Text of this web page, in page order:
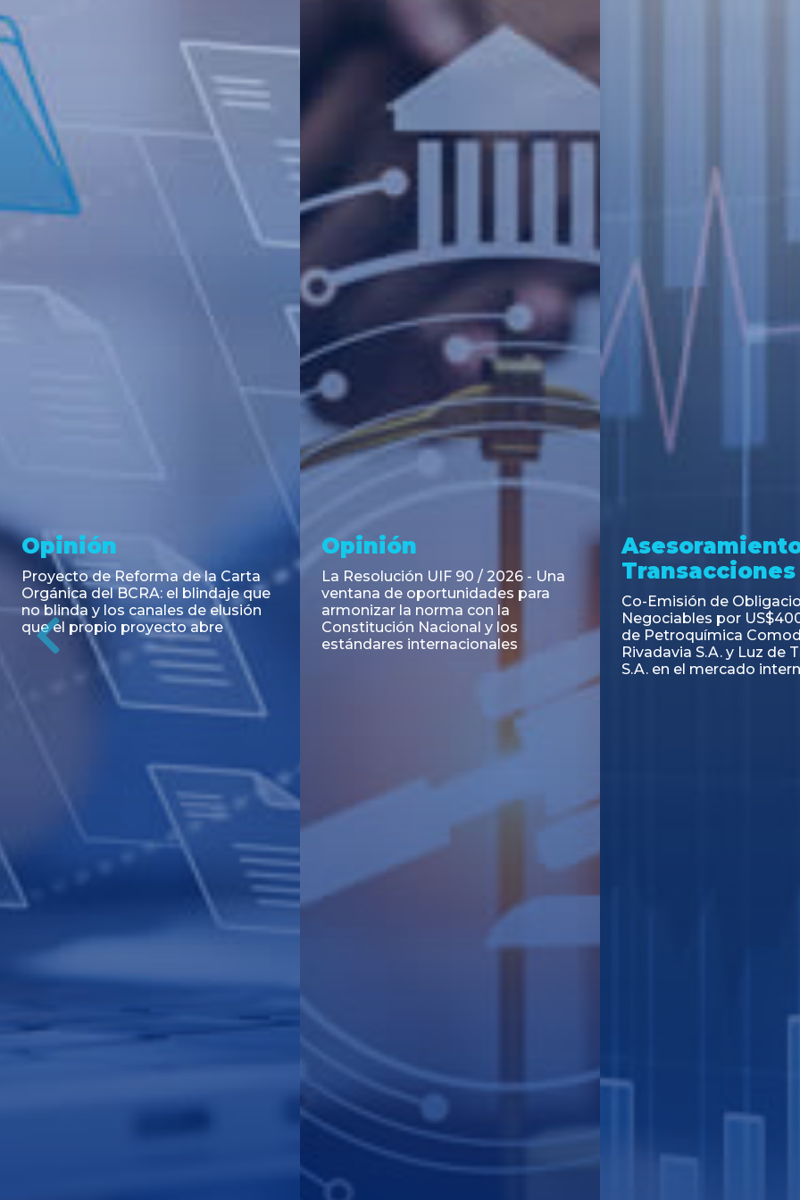
Noticia
RESOLUCIÓN 271/2026 de la
SECRETARIA DE COORDINACIÓN
DE PRODUCCIÓN: Actualización y
unificación de las advertencias
obligatorias en la publicidad de
juegos y apuestas en...
Asesoramiento y
Transacciones
Emisión de Obligaciones
Negociables Clase E de Central
Puerto S.A. por un Valor Nominal
de U$S 98.897.303
Transacciones
PAGBAM asesoró a
autorización para la
de los Certificados de
del Fideicomiso
Inmobiliario "Espacio
Previous